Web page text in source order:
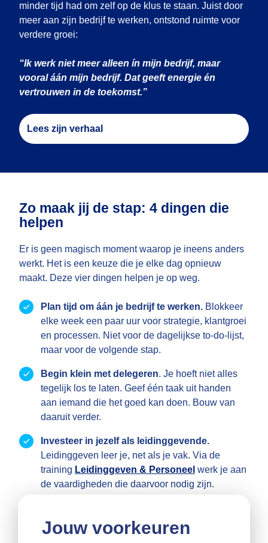
Jouw voorkeuren
minder tijd had om zelf op de klus te staan. Juist door
meer aan zijn bedrijf te werken, ontstond ruimte voor
verdere groei:
“Ik werk niet meer alleen ín mijn bedrijf, maar
vooral áán mijn bedrijf. Dat geeft energie én
vertrouwen in de toekomst.”
Lees zijn verhaal
Zo maak jij de stap: 4 dingen die
helpen
Er is geen magisch moment waarop je ineens anders
werkt. Het is een keuze die je elke dag opnieuw
maakt. Deze vier dingen helpen je op weg.
Plan tijd om áán je bedrijf te werken. Blokkeer
elke week een paar uur voor strategie, klantgroei
en processen. Niet voor de dagelijkse to-do-lijst,
maar voor de volgende stap.
Begin klein met delegeren. Je hoeft niet alles
tegelijk los te laten. Geef één taak uit handen
aan iemand die het goed kan doen. Bouw van
daaruit verder.
Investeer in jezelf als leidinggevende.
Leidinggeven leer je, net als je vak. Via de
training Leidinggeven & Personeel werk je aan
de vaardigheden die daarvoor nodig zijn.
al wat je moet doen, maar helpt het om het
hardop te zeggen tegen iemand die het begrijpt.